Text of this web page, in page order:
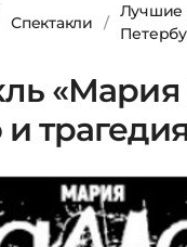
Спектакли
Лучшие
«Мария